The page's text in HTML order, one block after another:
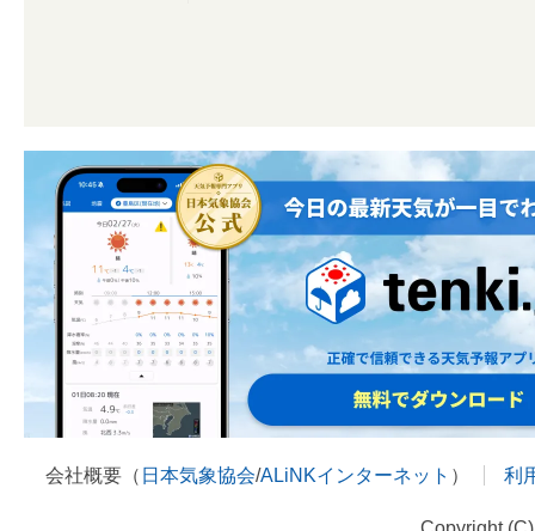
会社概要（ 日本気象協会/ALiNKインターネット ） 利